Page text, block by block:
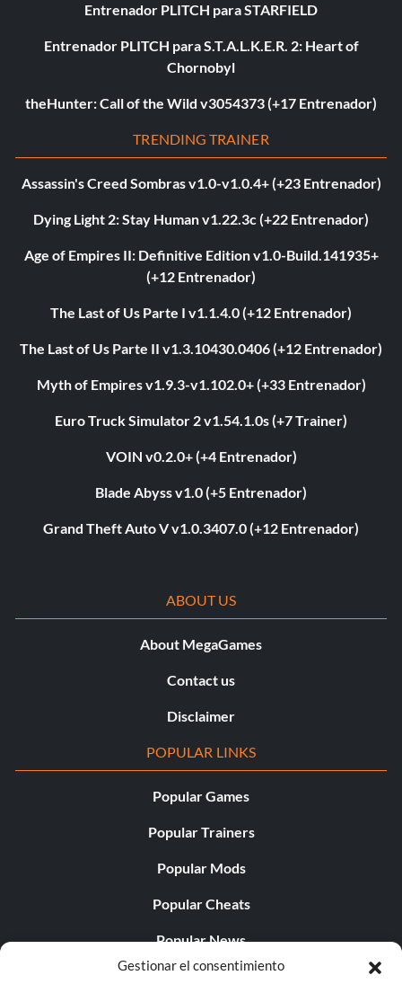
Gestionar el consentimiento
Entrenador PLITCH para STARFIELD
Entrenador PLITCH para S.T.A.L.K.E.R. 2: Heart of
Chornobyl
theHunter: Call of the Wild v3054373 (+17 Entrenador)
TRENDING TRAINER
Assassin's Creed Sombras v1.0-v1.0.4+ (+23 Entrenador)
Dying Light 2: Stay Human v1.22.3c (+22 Entrenador)
Age of Empires II: Definitive Edition v1.0-Build.141935+
(+12 Entrenador)
The Last of Us Parte I v1.1.4.0 (+12 Entrenador)
The Last of Us Parte II v1.3.10430.0406 (+12 Entrenador)
Myth of Empires v1.9.3-v1.102.0+ (+33 Entrenador)
Euro Truck Simulator 2 v1.54.1.0s (+7 Trainer)
VOIN v0.2.0+ (+4 Entrenador)
Blade Abyss v1.0 (+5 Entrenador)
Grand Theft Auto V v1.0.3407.0 (+12 Entrenador)
ABOUT US
About MegaGames
Contact us
Disclaimer
POPULAR LINKS
Popular Games
Popular Trainers
Popular Mods
Popular Cheats
Popular News
Popular Editorials